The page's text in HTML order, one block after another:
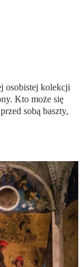
osobistej kolekcji
Kto może się
sobą baszty,